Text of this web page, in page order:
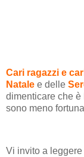
Cari ragazzi e
Natale e delle
dimenticare che
sono meno
Vi invito a leggere